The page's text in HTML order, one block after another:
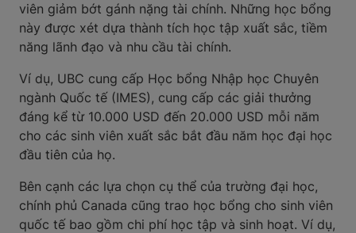
viên giảm bớt gánh nặng tài chính. Những học bổng
này được xét dựa thành tích học tập xuất sắc, tiềm
năng lãnh đạo và nhu cầu tài chính.
Ví dụ, UBC cung cấp Học bổng Nhập học Chuyên
ngành Quốc tế (IMES), cung cấp các giải thưởng
đáng kể từ 10.000 USD đến 20.000 USD mỗi năm
cho các sinh viên xuất sắc bắt đầu năm học đại học
đầu tiên của họ.
Bên cạnh các lựa chọn cụ thể của trường đại học,
chính phủ Canada cũng trao học bổng cho sinh viên
quốc tế bao gồm chi phí học tập và sinh hoạt. Ví dụ,